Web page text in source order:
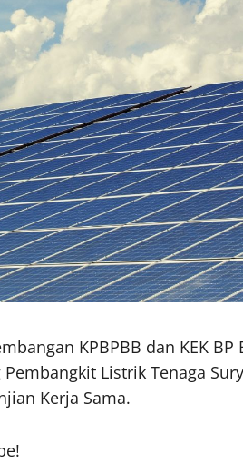
KPBPBB dan KEK
Listrik Tenaga
Kerja Sama.